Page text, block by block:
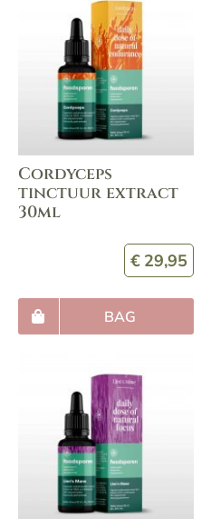
Cordyceps
tinctuur extract
30ml
€ 29,95
BAG